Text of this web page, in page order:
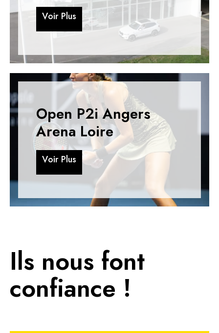
Voir Plus
Voir Plus
Open P2i Angers
Arena Loire
Voir Plus
Voir Plus
Ils nous font
confiance !